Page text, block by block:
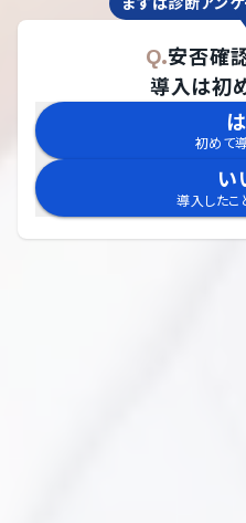
Q.安否確
導入は初
初めて
い
導入したこ